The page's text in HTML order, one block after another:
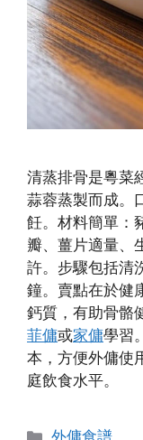
清蒸排骨是粵菜
蒜蓉蒸製而成。
飪。材料簡單：
瓣、薑片適量、
許。步驟包括清
鐘。賣點在於健
鈣質，有助骨骼
菲傭或家傭學習
本，方便外傭使
庭飲食水平。
Categories